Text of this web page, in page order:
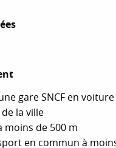
gare SNCF en voiture
la ville
moins de 500 m
en commun à